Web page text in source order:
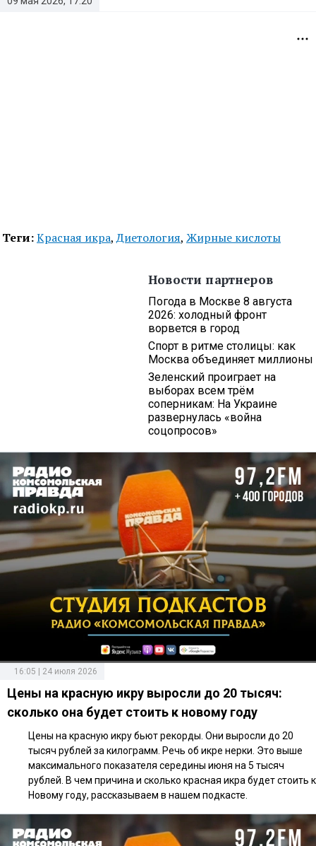
Теги:Красная икра,Диетология, Жирные кислоты
Новости партнеров
Погода в Москве 8 августа
2026: холодный фронт
ворвется в город
Спорт в ритме столицы: как
Москва объединяет миллионы
Зеленский проиграет на
выборах всем трём
соперникам: На Украине
развернулась «война
соцопросов»
16:05 | 24 июля 2026
Цены на красную икру выросли до 20 тысяч:
сколько она будет стоить к новому году
Цены на красную икру бьют рекорды. Они выросли до 20
тысяч рублей за килограмм. Речь об икре нерки. Это выше
максимального показателя середины июня на 5 тысяч
рублей. В чем причина и сколько красная икра будет стоить к
Новому году, рассказываем в нашем подкасте.